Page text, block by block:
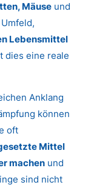
Mäuse und
Lebensmittel
dies eine reale
Anklang
können
oft
Mittel
machen und
sind nicht